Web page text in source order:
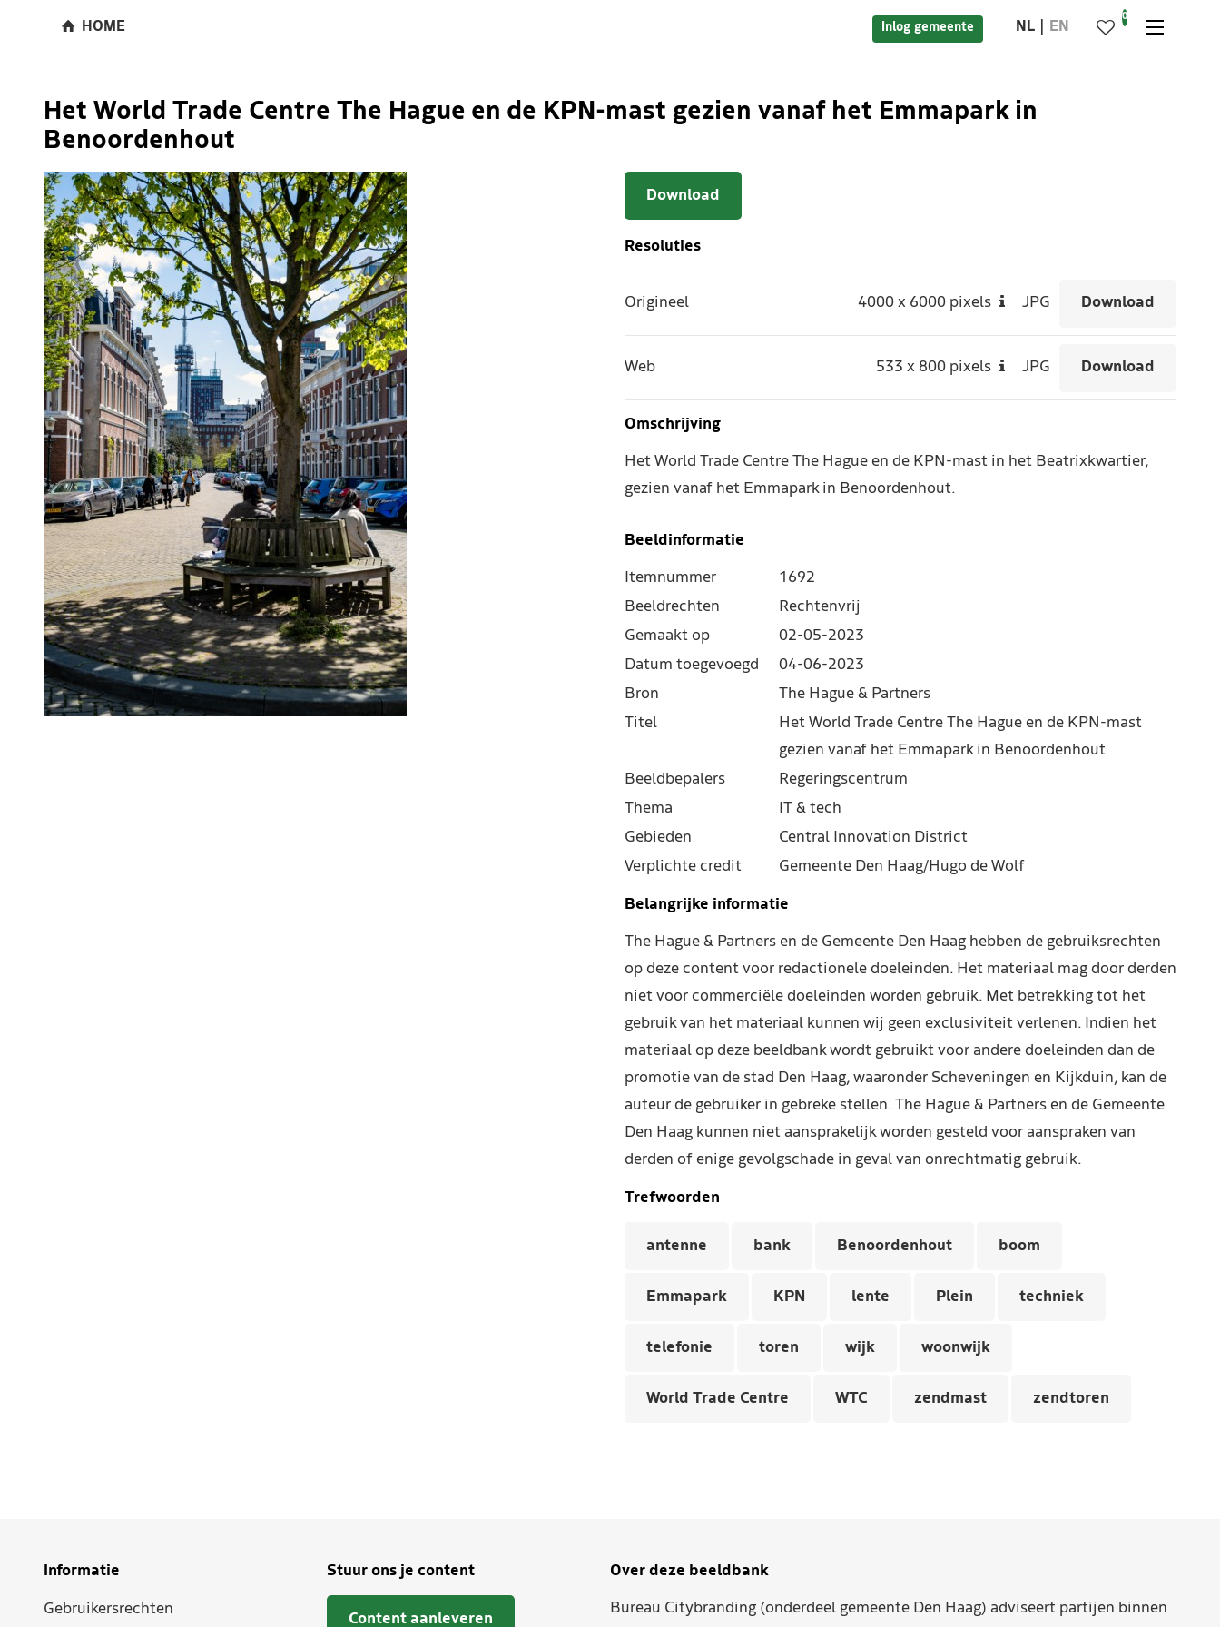
HOME Inlog gemeente NL EN
0
Het World Trade Centre The Hague en de KPN-mast gezien vanaf het Emmapark in
Benoordenhout
Download
Resoluties
Origineel 4000x 6000 pixels JPG Download
Web 533x 800 pixels JPG Download
Omschrijving
Het World Trade Centre The Hague en de KPN-mast in het Beatrixkwartier,
gezien vanaf het Emmapark in Benoordenhout.
Beeldinformatie
Itemnummer
1692
Beeldrechten
Rechtenvrij
Gemaakt op
02-05-2023
Datum toegevoegd
04-06-2023
Bron
The Hague & Partners
Titel
Het World Trade Centre The Hague en de KPN-mast
gezien vanaf het Emmapark in Benoordenhout
Beeldbepalers
Regeringscentrum
Thema
IT & tech
Gebieden
Central Innovation District
Verplichte credit
Gemeente Den Haag/Hugo de Wolf
Belangrijke informatie
The Hague & Partners en de Gemeente Den Haag hebben de gebruiksrechten
op deze content voor redactionele doeleinden. Het materiaal mag door derden
niet voor commerciële doeleinden worden gebruik. Met betrekking tot het
gebruik van het materiaal kunnen wij geen exclusiviteit verlenen. Indien het
materiaal op deze beeldbank wordt gebruikt voor andere doeleinden dan de
promotie van de stad Den Haag, waaronder Scheveningen en Kijkduin, kan de
auteur de gebruiker in gebreke stellen. The Hague & Partners en de Gemeente
Den Haag kunnen niet aansprakelijk worden gesteld voor aanspraken van
derden of enige gevolgschade in geval van onrechtmatig gebruik.
Trefwoorden
antenne bank Benoordenhout boom
Emmapark KPN lente Plein techniek
telefonie toren wijk woonwijk
World Trade Centre WTC zendmast zendtoren
Informatie
Gebruikersrechten
Stuur ons je content
Content aanleveren
Over deze beeldbank
Bureau Citybranding (onderdeel gemeente Den Haag) adviseert partijen binnen